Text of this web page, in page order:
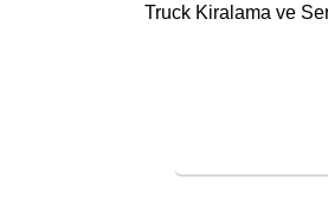
Truck Kiralama ve
SERVİS TALEBİ